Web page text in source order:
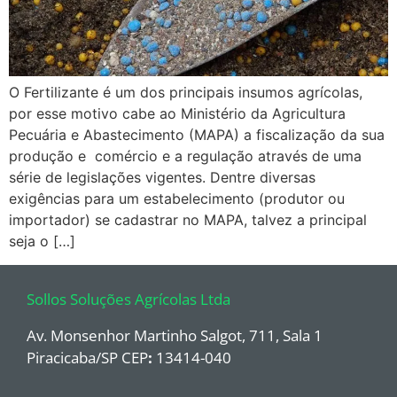
O Fertilizante é um dos principais insumos agrícolas,
por esse motivo cabe ao Ministério da Agricultura
Pecuária e Abastecimento (MAPA) a fiscalização da sua
produção e comércio e a regulação através de uma
série de legislações vigentes. Dentre diversas
exigências para um estabelecimento (produtor ou
importador) se cadastrar no MAPA, talvez a principal
seja o […]
Sollos Soluções Agrícolas Ltda
Av. Monsenhor Martinho Salgot, 711, Sala 1
Piracicaba/SP CEP: 13414-040